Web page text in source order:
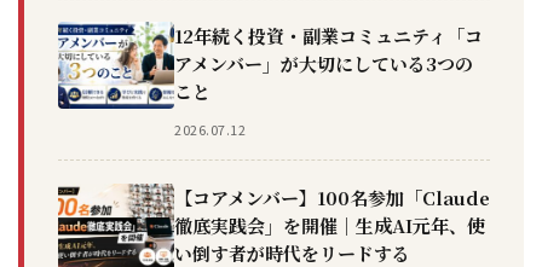
12年続く投資・副業コミュニティ「コ
アメンバー」が大切にしている3つの
こと
2026.07.12
【コアメンバー】100名参加「Claude
徹底実践会」を開催｜生成AI元年、使
い倒す者が時代をリードする